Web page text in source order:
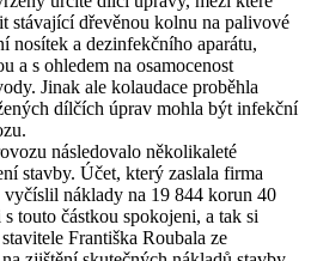
stávající dřevěnou kolnu na palivové
nosítek a dezinfekčního aparátu,
a s ohledem na osamocenost
Jinak ale kolaudace proběhla
dílčích úprav mohla být infekční
následovalo několikaleté
stavby. Účet, který zaslala firma
náklady na 19 844 korun 40
touto částkou spokojeni, a tak si
Františka Roubala ze